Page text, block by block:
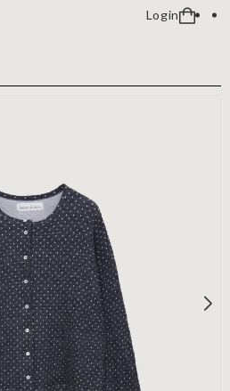
Login